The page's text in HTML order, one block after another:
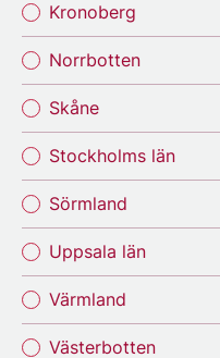
Kronoberg
Norrbotten
Skåne
Stockholms län
Sörmland
Uppsala län
Värmland
Västerbotten